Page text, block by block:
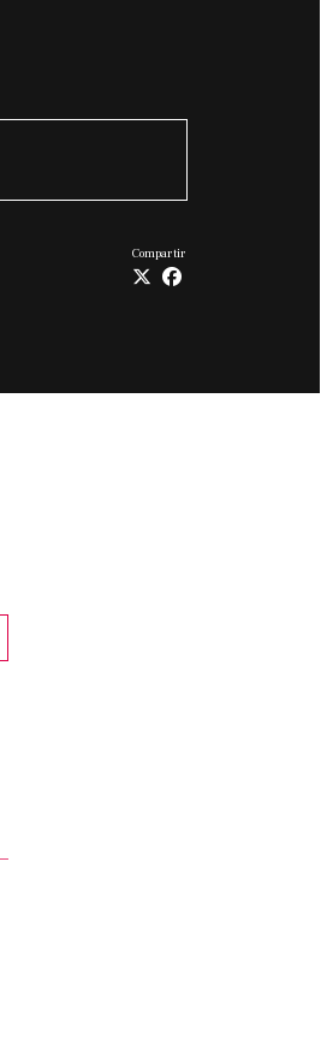
Compartir